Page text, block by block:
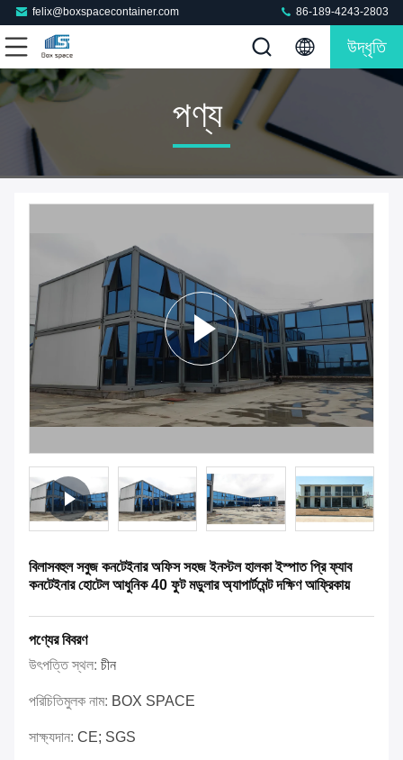
felix@boxspacecontainer.com 86-189-4243-2803
উদ্ধৃতি
পণ্য
বিলাসবহুল সবুজ কনটেইনার অফিস সহজ ইনস্টল হালকা ইস্পাত প্রি ফ্যাব
কনটেইনার হোটেল আধুনিক 40 ফুট মডুলার অ্যাপার্টমেন্ট দক্ষিণ আফ্রিকায়
পণ্যের বিবরণ
উৎপত্তি স্থল: চীন
পরিচিতিমুলক নাম: BOX SPACE
সাক্ষ্যদান: CE; SGS